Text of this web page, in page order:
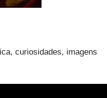
curiosidades, imagens